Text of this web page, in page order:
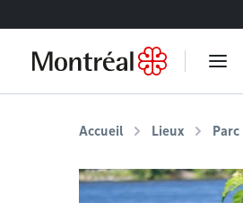
Accueil Lieux Parc